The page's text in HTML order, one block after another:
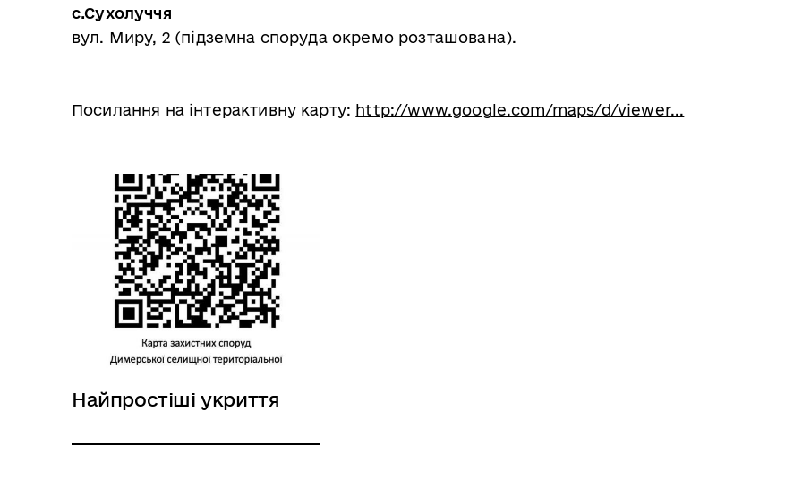
с.Сухолуччя
вул. Миру, 2 (підземна споруда окремо розташована).
Посилання на інтерактивну карту: http://www.google.com/maps/d/viewer...
Найпростіші укриття